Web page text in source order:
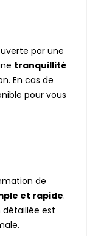
par une
tranquillité
En cas de
pour vous
de
et rapide.
détaillée est